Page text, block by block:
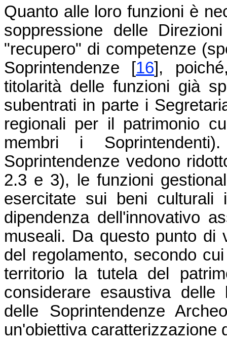
Quanto alle loro funzioni è
soppressione delle
"recupero" di competenze
Soprintendenze [16],
titolarità delle funzioni già
subentrati in parte i
regionali per il patrimonio
membri i
Soprintendenze vedono
2.3 e 3), le funzioni
esercitate sui beni
dipendenza dell'innovativo
museali. Da questo punto di
del regolamento, secondo
territorio la tutela del
considerare esaustiva
delle Soprintendenze
un'obiettiva caratterizzazione